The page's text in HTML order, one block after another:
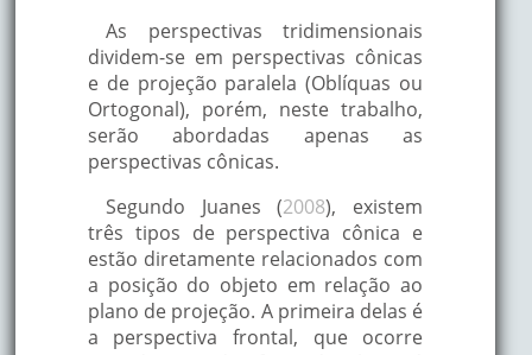
As perspectivas tridimensionais
dividem-se em perspectivas cônicas
e de projeção paralela (Oblíquas ou
Ortogonal), porém, neste trabalho,
serão abordadas apenas as
perspectivas cônicas.
Segundo Juanes (2008), existem
três tipos de perspectiva cônica e
estão diretamente relacionados com
a posição do objeto em relação ao
plano de projeção. A primeira delas é
a perspectiva frontal, que ocorre